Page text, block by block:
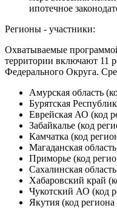
ипотечное
Регионы - участники:
Охватываемые
территории включают 11
Федерального Округа.
Амурская область
Бурятская
Еврейская АО (код
Забайкалье (код
Камчатка (код
Магаданская
Приморье (код
Сахалинская
Хабаровский край
Чукотский АО (код
Якутия (код региона